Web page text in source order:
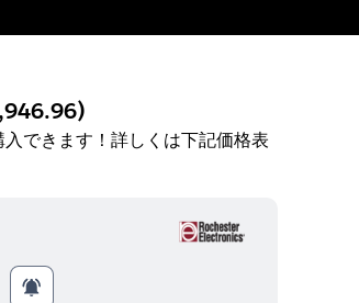
)
できます！詳しくは下記価格表